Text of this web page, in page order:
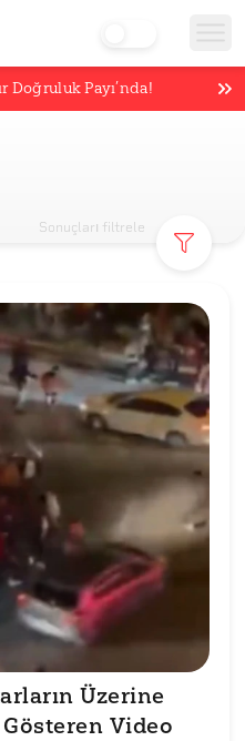
Doğruluk Payı’nda!
Sonuçları filtrele
Üzerine
Video